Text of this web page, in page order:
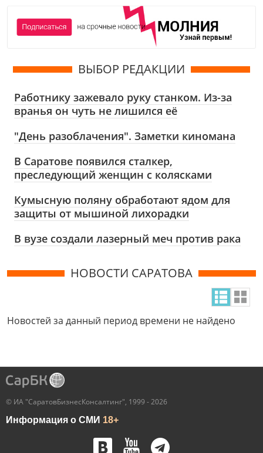
ВЫБОР РЕДАКЦИИ
Работнику зажевало руку станком. Из-за
вранья он чуть не лишился её
"День разоблачения". Заметки киномана
В Саратове появился сталкер,
преследующий женщин с колясками
Кумысную поляну обработают ядом для
защиты от мышиной лихорадки
В вузе создали лазерный меч против рака
НОВОСТИ САРАТОВА
Новостей за данный период времени не найдено
© ИА "СаратовБизнесКонсалтинг", 1999 - 2026
Информация о СМИ 18+